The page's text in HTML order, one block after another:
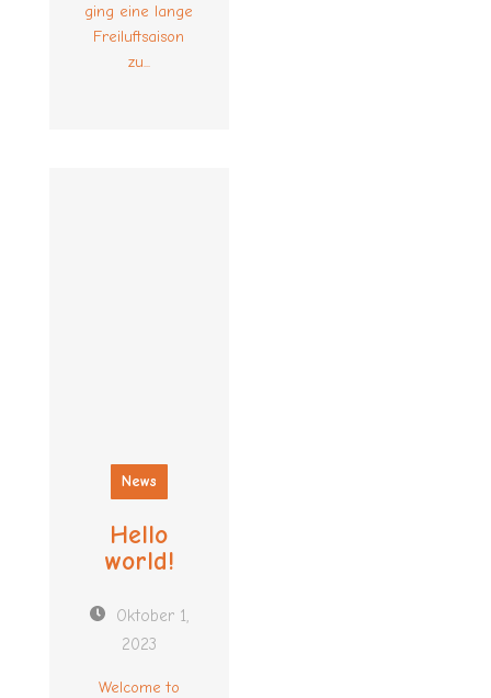
ging eine lange
Freiluftsaison
zu...
News
Hello
world!
Oktober 1,
2023
Welcome to